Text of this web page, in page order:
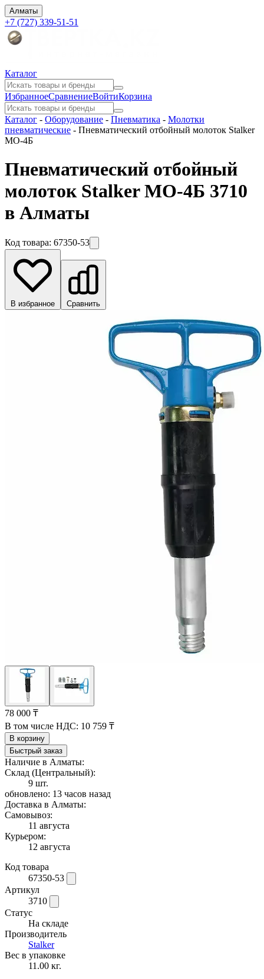
Алматы
+7 (727) 339-51-51
Каталог
ИзбранноеСравнениеВойтиКорзина
Каталог - Оборудование - Пневматика - Молотки
пневматические - Пневматический отбойный молоток Stalker
МО-4Б
Пневматический отбойный
молоток Stalker МО-4Б 3710
в Алматы
Код товара: 67350-53
В избранное Сравнить
78 000 ₸
В том числе НДС: 10 759 ₸
В корзину
Быстрый заказ
Наличие в Алматы:
Склад (Центральный):
9 шт.
обновлено: 13 часов назад
Доставка в Алматы:
Самовывоз:
11 августа
Курьером:
12 августа
Код товара
67350-53
Артикул
3710
Статус
На складе
Производитель
Stalker
Вес в упаковке
11.00 кг.